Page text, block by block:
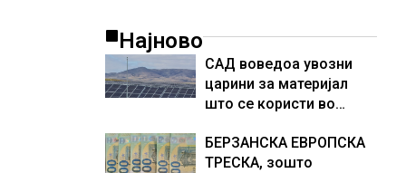
Најново
САД воведоа увозни
царини за материјал
што се користи во
чипови
БЕРЗАНСКА ЕВРОПСКА
ТРЕСКА, зошто